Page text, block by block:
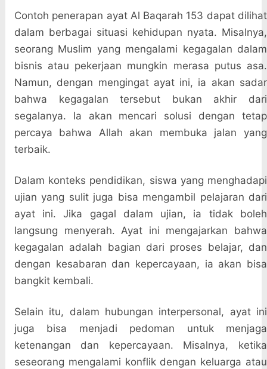
Contoh penerapan ayat Al Baqarah 153 dapat dilihat
dalam berbagai situasi kehidupan nyata. Misalnya,
seorang Muslim yang mengalami kegagalan dalam
bisnis atau pekerjaan mungkin merasa putus asa.
Namun, dengan mengingat ayat ini, ia akan sadar
bahwa kegagalan tersebut bukan akhir dari
segalanya. Ia akan mencari solusi dengan tetap
percaya bahwa Allah akan membuka jalan yang
terbaik.
Dalam konteks pendidikan, siswa yang menghadapi
ujian yang sulit juga bisa mengambil pelajaran dari
ayat ini. Jika gagal dalam ujian, ia tidak boleh
langsung menyerah. Ayat ini mengajarkan bahwa
kegagalan adalah bagian dari proses belajar, dan
dengan kesabaran dan kepercayaan, ia akan bisa
bangkit kembali.
Selain itu, dalam hubungan interpersonal, ayat ini
juga bisa menjadi pedoman untuk menjaga
ketenangan dan kepercayaan. Misalnya, ketika
seseorang mengalami konflik dengan keluarga atau